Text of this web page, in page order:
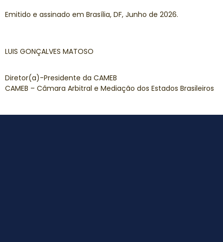
Emitido e assinado em Brasília, DF, Junho de 2026.
LUIS GONÇALVES MATOSO
Diretor(a)-Presidente da CAMEB
CAMEB – Câmara Arbitral e Mediação dos Estados Brasileiros